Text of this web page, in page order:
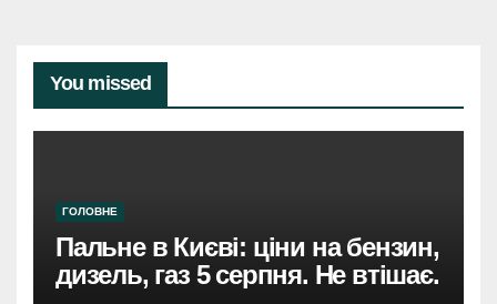
You missed
ГОЛОВНЕ
Пальне в Києві: ціни на бензин,
дизель, газ 5 серпня. Не втішає.